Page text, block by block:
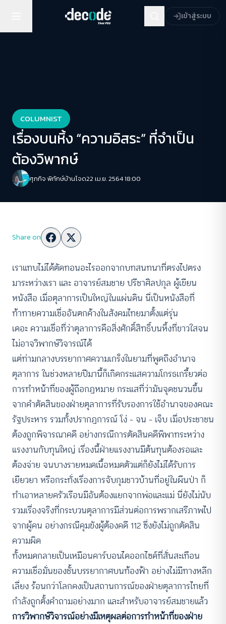
เข้าสู่ระบบ
COLUMNIST
เรื่องบนหิ้ง “ความอิสระ” ที่จำเป็น
ต้องวิพากษ์
ศุภกิจ พิทักษ์บ้านโจด22 เม.ย. 2564 18:00
Share on
เราแทบไม่ได้ตัดทอนอะไรออกจากบทสนทนาที่ตรงไปตรง
มาระหว่างเรา และ อาจารย์สมชาย ปรีชาศิลปกุล ผู้เขียน
หนังสือ เมื่อตุลาการเป็นใหญ่ในแผ่นดิน นี่เป็นหนังสือที่
ท้าทายความเชื่ออันตกค้างในสังคมไทยมาตั้งแต่รุ่น
เดอะ ความเชื่อที่ว่าตุลาการคือสิ่งศักดิ์สิทธิ์บนหิ้งที่ขาวใสจน
ไม่อาจวิพากษ์วิจารณ์ได้
แต่ท่ามกลางบรรยากาศความเกร็งในยามที่พูดถึงอำนาจ
ตุลาการ ในช่วงหลายปีมานี้ก็เกิดกระแสความโกรธเกรี้ยวต่อ
การทำหน้าที่ของผู้ถือกฏหมาย กระแสที่ว่ามันจุดชนวนขึ้น
จากคำตัดสินของฝ่ายตุลาการที่รับรองการใช้อำนาจของคณะ
รัฐประหาร รวมทั้งปรากฏการณ์ โง่ – จน – เจ็บ เมื่อประชาชน
ต้องถูกพิจารณาคดี อย่างกรณีการตัดสินคดีพิพาทระหว่าง
แรงงานกับทุนใหญ่ เรื่องนี้ฝ่ายแรงงานมีต้นทุนต้องรอและ
ต้องจ่าย จนบางรายหมดเนื้อหมดตัวแต่ก็ยังไม่ได้รับการ
เยียวยา หรือกระทั่งเรื่องการจับกุมชาวบ้านที่อยู่ในผืนป่า ก็
ทำเอาหลายครัวเรือนมีอันต้องแยกจากพ่อและแม่ นี่ยังไม่นับ
รวมเรื่องจริงที่กระบวนตุลาการมีส่วนต่อการพรากเสรีภาพไป
จากผู้คน อย่างกรณีคุมขังผู้ต้องคดี 112 ซึ่งยังไม่ถูกตัดสิน
ความผิด
ทั้งหมดกลายเป็นเหมือนคาร์บอนไดออกไซด์ที่สั่นสะเทือน
ความเชื่อมั่นของชั้นบรรยากาศบนท้องฟ้า อย่างไม่มีทางหลีก
เลี่ยง ร้อนกว่าโลกคงเป็นสถานการณ์ของฝ่ายตุลาการไทยที่
กำลังถูกตั้งคำถามอย่างมาก และสำหรับอาจารย์สมชายแล้ว
การวิพากษ์วิจารณ์อย่างมีเหตุผลต่อการทำหน้าที่ของฝ่าย